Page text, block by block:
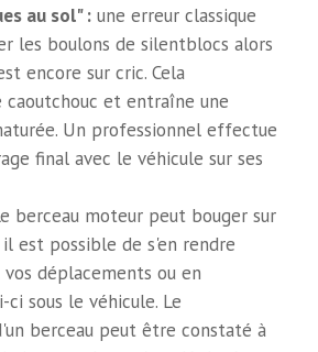
au sol" : une erreur classique
les boulons de silentblocs alors
encore sur cric. Cela
et entraîne une
Un professionnel effectue
final avec le véhicule sur ses
berceau moteur peut bouger sur
est possible de s'en rendre
déplacements ou en
sous le véhicule. Le
berceau peut être constaté à